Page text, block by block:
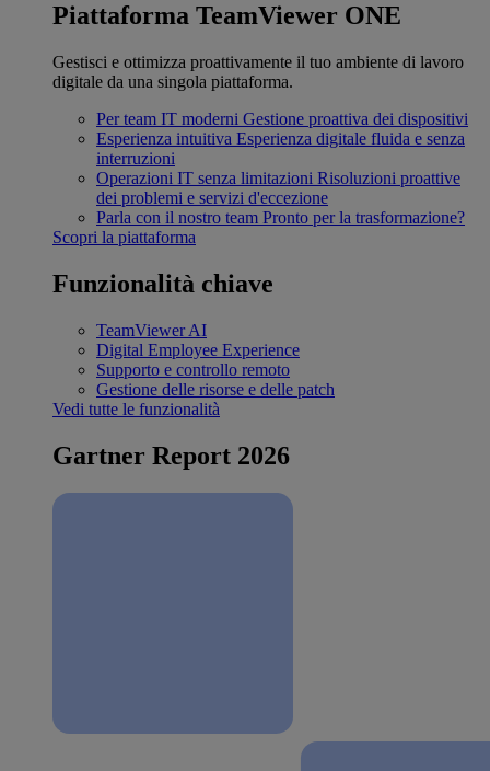
Piattaforma TeamViewer ONE
Gestisci e ottimizza proattivamente il tuo ambiente di lavoro
digitale da una singola piattaforma.
Per team IT moderni Gestione proattiva dei dispositivi
Esperienza intuitiva Esperienza digitale fluida e senza
interruzioni
Operazioni IT senza limitazioni Risoluzioni proattive
dei problemi e servizi d'eccezione
Parla con il nostro team Pronto per la trasformazione?
Scopri la piattaforma
Funzionalità chiave
TeamViewer AI
Digital Employee Experience
Supporto e controllo remoto
Gestione delle risorse e delle patch
Vedi tutte le funzionalità
Gartner Report 2026